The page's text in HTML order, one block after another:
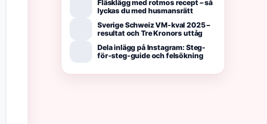
Fläsklägg med rotmos recept – så
lyckas du med husmansrätt
Sverige Schweiz VM-kval 2025 –
resultat och Tre Kronors uttåg
Dela inlägg på Instagram: Steg-
för-steg-guide och felsökning